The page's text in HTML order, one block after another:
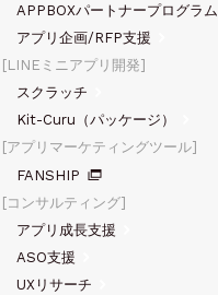
APPBOXパートナープログラム
アプリ企画/RFP支援
LINEミニアプリ開発
スクラッチ
Kit-Curu（パッケージ）
アプリマーケティングツール
FANSHIP
コンサルティング
アプリ成長支援
ASO支援
UXリサーチ